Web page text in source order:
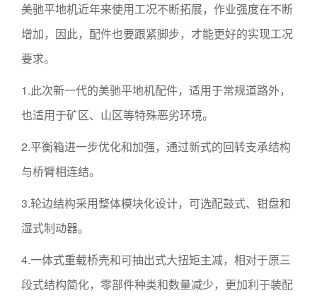
美驰平地机近年来使用工况不断拓展，作业强度在不断
增加，因此，配件也要跟紧脚步，才能更好的实现工况
要求。
1.此次新一代的美驰平地机配件，适用于常规道路外，
也适用于矿区、山区等特殊恶劣环境。
2.平衡箱进一步优化和加强，通过新式的回转支承结构
与桥臂相连结。
3.轮边结构采用整体模块化设计，可选配鼓式、钳盘和
湿式制动器。
4.一体式重载桥壳和可抽出式大扭矩主减，相对于原三
段式结构简化，零部件种类和数量减少，更加利于装配